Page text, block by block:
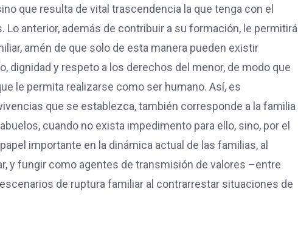
que resulta de vital trascendencia la que tenga con el
anterior, además de contribuir a su formación, le permitirá
amén de que solo de esta manera pueden existir
y respeto a los derechos del menor, de modo que
le permita realizarse como ser humano. Así, es
que se establezca, también corresponde a la familia
cuando no exista impedimento para ello, sino, por el
importante en la dinámica actual de las familias, al
y fungir como agentes de transmisión de valores –entre
de ruptura familiar al contrarrestar situaciones de